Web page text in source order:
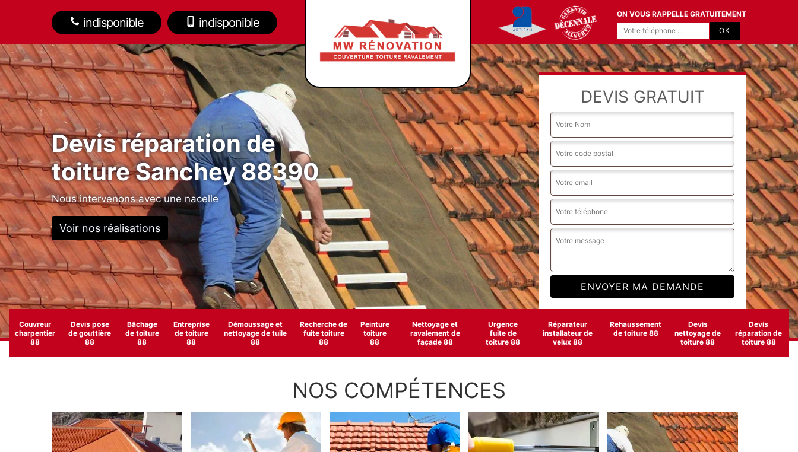
indisponible indisponible
ON VOUS RAPPELLE GRATUITEMENT
Devis réparation de
toiture Sanchey 88390
Nous intervenons avec une nacelle
Voir nos réalisations
DEVIS GRATUIT
Couvreur
charpentier
88
Devis pose
de gouttière
88
Bâchage
de toiture
88
Entreprise
de toiture
88
Démoussage et
nettoyage de tuile
88
Recherche de
fuite toiture
88
Peinture
toiture
88
Nettoyage et
ravalement de
façade 88
Urgence
fuite de
toiture 88
Réparateur
installateur de
velux 88
Rehaussement
de toiture 88
Devis
nettoyage de
toiture 88
Devis
réparation de
toiture 88
NOS COMPÉTENCES